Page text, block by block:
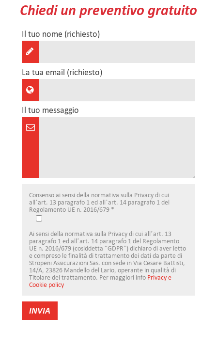
Chiedi un preventivo gratuito
Il tuo nome (richiesto)
La tua email (richiesto)
Il tuo messaggio
Consenso ai sensi della normativa sulla Privacy di cui
all’art. 13 paragrafo 1 ed all’art. 14 paragrafo 1 del
Regolamento UE n. 2016/679 *
Ai sensi della normativa sulla Privacy di cui all’art. 13
paragrafo 1 ed all’art. 14 paragrafo 1 del Regolamento
UE n. 2016/679 (cosiddetta “GDPR”) dichiaro di aver letto
e compreso le finalità di trattamento dei dati da parte di
Stropeni Assicurazioni Sas. con sede in Via Cesare Battisti,
14/A, 23826 Mandello del Lario, operante in qualità di
Titolare del trattamento. Per maggiori info Privacy e
Cookie policy